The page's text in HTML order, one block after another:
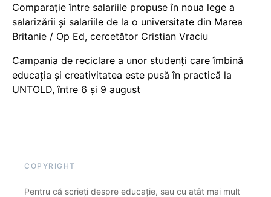
Comparație între salariile propuse în noua lege a
salarizării și salariile de la o universitate din Marea
Britanie / Op Ed, cercetător Cristian Vraciu
Campania de reciclare a unor studenți care îmbină
educația și creativitatea este pusă în practică la
UNTOLD, între 6 și 9 august
COPYRIGHT
Pentru că scrieți despre educație, sau cu atât mai mult